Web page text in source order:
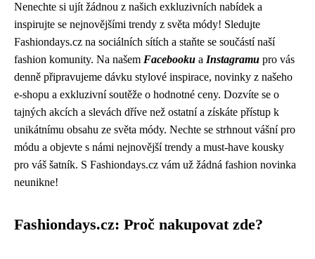
Nenechte si ujít žádnou z našich exkluzivních nabídek a
inspirujte se nejnovějšími trendy z světa módy! Sledujte
Fashiondays.cz na sociálních sítích a staňte se součástí naší
fashion komunity. Na našem Facebooku a Instagramu pro vás
denně připravujeme dávku stylové inspirace, novinky z našeho
e-shopu a exkluzivní soutěže o hodnotné ceny. Dozvíte se o
tajných akcích a slevách dříve než ostatní a získáte přístup k
unikátnímu obsahu ze světa módy. Nechte se strhnout vášní pro
módu a objevte s námi nejnovější trendy a must-have kousky
pro váš šatník. S Fashiondays.cz vám už žádná fashion novinka
neunikne!
Fashiondays.cz: Proč nakupovat zde?